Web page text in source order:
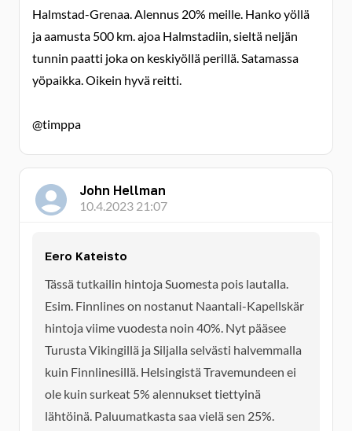
Halmstad-Grenaa. Alennus 20% meille. Hanko yöllä
ja aamusta 500 km. ajoa Halmstadiin, sieltä neljän
tunnin paatti joka on keskiyöllä perillä. Satamassa
yöpaikka. Oikein hyvä reitti.
@timppa
John Hellman
10.4.2023 21:07
Eero Kateisto
Tässä tutkailin hintoja Suomesta pois lautalla.
Esim. Finnlines on nostanut Naantali-Kapellskär
hintoja viime vuodesta noin 40%. Nyt pääsee
Turusta Vikingillä ja Siljalla selvästi halvemmalla
kuin Finnlinesillä. Helsingistä Travemundeen ei
ole kuin surkeat 5% alennukset tiettyinä
lähtöinä. Paluumatkasta saa vielä sen 25%.